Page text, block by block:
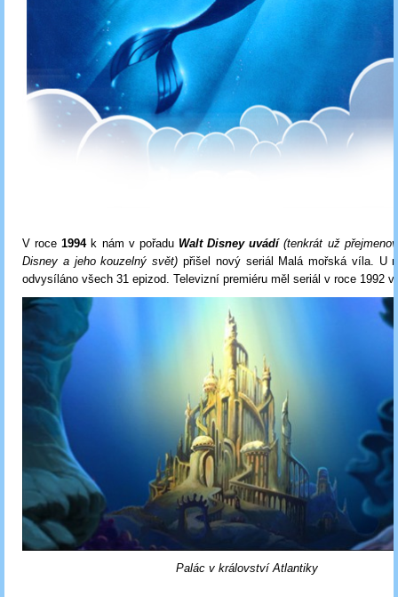
V roce1994k nám v pořadu Walt Disney uvádí(tenkrát už
Disney a jeho kouzelný svět) přišel nový seriál Malá mořská víla. U
odvysíláno všech 31 epizod. Televizní premiéru měl seriál v roce 1992 v
Palác v království Atlantiky